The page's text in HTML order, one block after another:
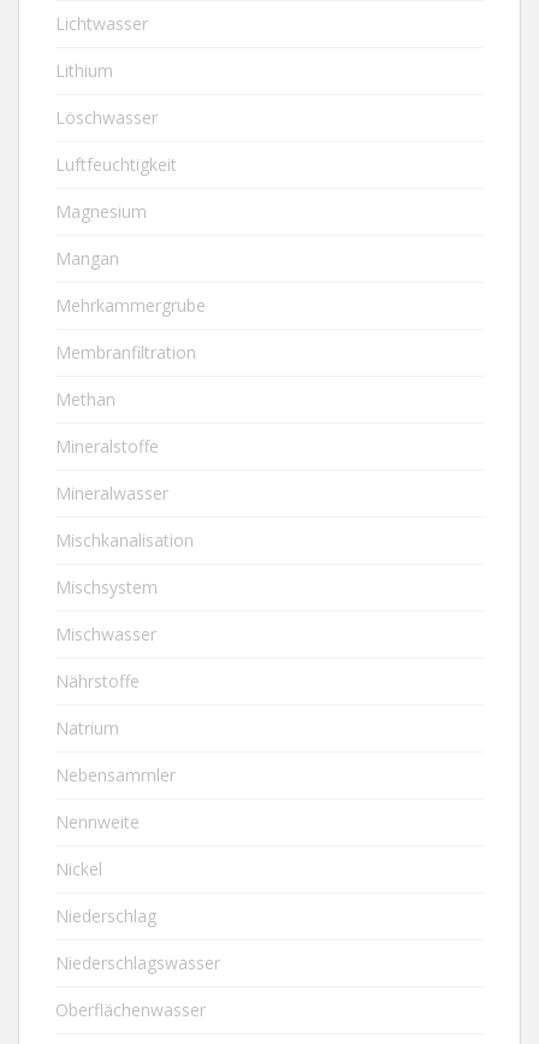
Lichtwasser
Lithium
Löschwasser
Luftfeuchtigkeit
Magnesium
Mangan
Mehrkammergrube
Membranfiltration
Methan
Mineralstoffe
Mineralwasser
Mischkanalisation
Mischsystem
Mischwasser
Nährstoffe
Natrium
Nebensammler
Nennweite
Nickel
Niederschlag
Niederschlagswasser
Oberflächenwasser